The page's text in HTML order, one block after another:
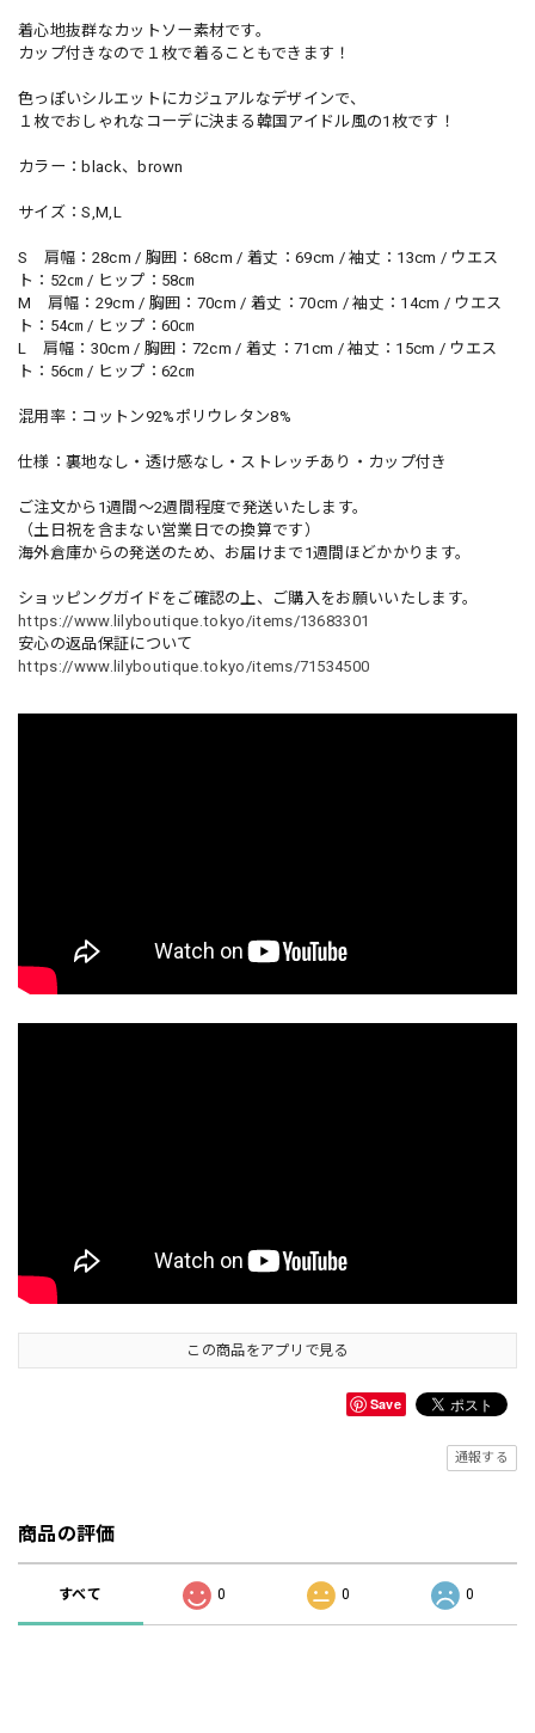
着心地抜群なカットソー素材です。
カップ付きなので１枚で着ることもできます！
色っぽいシルエットにカジュアルなデザインで、
１枚でおしゃれなコーデに決まる韓国アイドル風の1枚です！
カラー：black、brown
サイズ：S,M,L
S 肩幅：28cm / 胸囲：68cm / 着丈：69cm / 袖丈：13cm / ウエス
ト：52㎝ / ヒップ：58㎝
M 肩幅：29cm / 胸囲：70cm / 着丈：70cm / 袖丈：14cm / ウエス
ト：54㎝ / ヒップ：60㎝
L 肩幅：30cm / 胸囲：72cm / 着丈：71cm / 袖丈：15cm / ウエス
ト：56㎝ / ヒップ：62㎝
混用率：コットン92%ポリウレタン8%
仕様：裏地なし・透け感なし・ストレッチあり・カップ付き
ご注文から1週間～2週間程度で発送いたします。
（土日祝を含まない営業日での換算です）
海外倉庫からの発送のため、お届けまで1週間ほどかかります。
ショッピングガイドをご確認の上、ご購入をお願いいたします。
https://www.lilyboutique.tokyo/items/13683301
安心の返品保証について
https://www.lilyboutique.tokyo/items/71534500
この商品をアプリで見る
Save
通報する
商品の評価
すべて 0 0 0